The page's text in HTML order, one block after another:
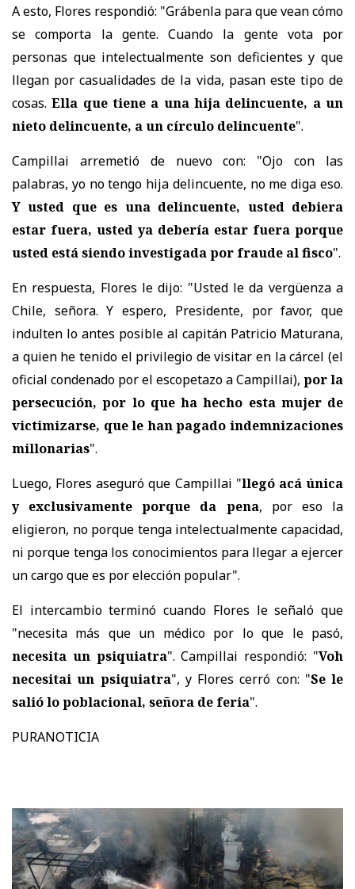
A esto, Flores respondió: "Grábenla para que vean cómo
se comporta la gente. Cuando la gente vota por
personas que intelectualmente son deficientes y que
llegan por casualidades de la vida, pasan este tipo de
cosas.Ella que tiene a una hija delincuente, a un
nieto delincuente, a un círculo delincuente".
Campillai arremetió de nuevo con: "Ojo con las
palabras, yo no tengo hija delincuente, no me diga eso.
Y usted que es una delincuente, usted debiera
estar fuera, usted ya debería estar fuera porque
usted está siendo investigada por fraude al fisco".
En respuesta, Flores le dijo: "Usted le da vergüenza a
Chile, señora. Y espero, Presidente, por favor, que
indulten lo antes posible al capitán Patricio Maturana,
a quien he tenido el privilegio de visitar en la cárcel (el
oficial condenado por el escopetazo a Campillai), por la
persecución, por lo que ha hecho esta mujer de
victimizarse, que le han pagado indemnizaciones
millonarias".
Luego, Flores aseguró que Campillai "llegó acá única
y exclusivamente porque da pena, por eso la
eligieron, no porque tenga intelectualmente capacidad,
ni porque tenga los conocimientos para llegar a ejercer
un cargo que es por elección popular".
El intercambio terminó cuando Flores le señaló que
"necesita más que un médico por lo que le pasó,
necesita un psiquiatra". Campillai respondió: "Voh
necesitai un psiquiatra", y Flores cerró con: "Se le
salió lo poblacional, señora de feria".
PURANOTICIA